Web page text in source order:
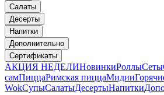
Салаты
Десерты
Напитки
Дополнительно
Сертификаты
АКЦИЯ НЕДЕЛИНовинкиРоллыСеты
самПиццаРимская пиццаМидии
WokСупыСалатыДесертыНапитки